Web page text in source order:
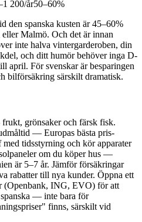
200/år50–60%
den spanska kusten är 45–60%
Malmö. Och det är innan
inte halva vintergarderoben, din
och ditt humör behöver inga D-
april. För svenskar är besparingen
bilförsäkring särskilt dramatisk.
grönsaker och färsk fisk.
— Europas bästa pris-
tidsstyrning och kör apparater
om du köper hus —
är 5–7 år. Jämför försäkringar
rabatter till nya kunder. Öppna ett
(Openbank, ING, EVO) för att
— inte bara för
finns, särskilt vid